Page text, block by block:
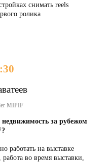
снимать reels
ролика
MIPIF
за рубежом
работать на выставке
работа во время выставки,